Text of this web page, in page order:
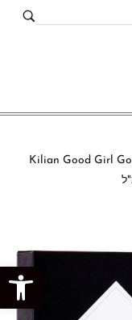
פתח סרגל נגישות
Kilian Good Girl